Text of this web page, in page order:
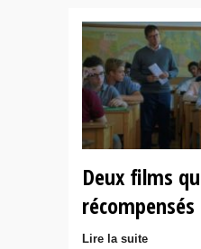
Deux films
Lire la suite